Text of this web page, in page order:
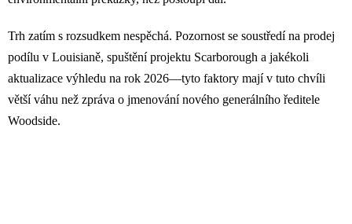
Trh zatím s rozsudkem nespěchá. Pozornost se soustředí na prodej
podílu v Louisianě, spuštění projektu Scarborough a jakékoli
aktualizace výhledu na rok 2026—tyto faktory mají v tuto chvíli
větší váhu než zpráva o jmenování nového generálního ředitele
Woodside.